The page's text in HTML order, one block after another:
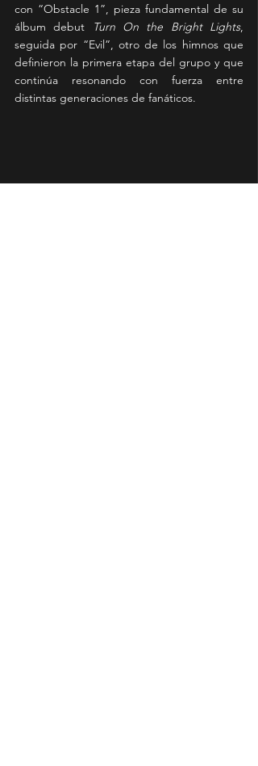
con “Obstacle 1”, pieza fundamental de su
álbum debut
Turn On the Bright Lights,
seguida por “Evil”, otro de los himnos que
definieron la primera etapa del grupo y que
continúa resonando con fuerza entre
distintas generaciones de fanáticos.